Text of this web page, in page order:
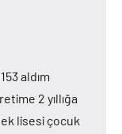
aldım
2 yıllığa
lisesi çocuk